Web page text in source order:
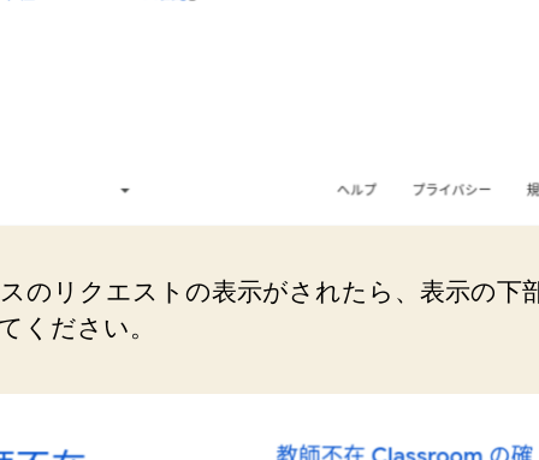
のリクエストの表示がされたら、表示の下
ください。